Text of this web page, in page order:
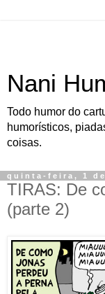
Nani
Todo humor do
humorísticos,
coisas.
quinta-feira, 1
TIRAS: De
(parte 2)